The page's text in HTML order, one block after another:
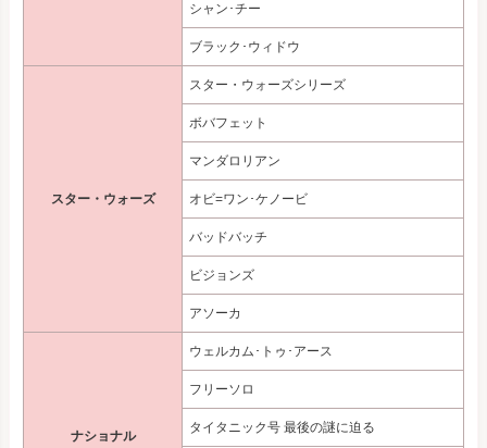
シャン･チー
ブラック･ウィドウ
スター・ウォーズ
スター・ウォーズシリーズ
ボバフェット
マンダロリアン
オビ=ワン･ケノービ
バッドバッチ
ビジョンズ
アソーカ
ナショナル
ウェルカム･トゥ･アース
フリーソロ
タイタニック号 最後の謎に迫る